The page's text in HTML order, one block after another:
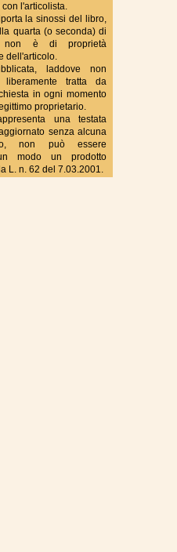
l'articolista.
la sinossi del libro,
quarta (o seconda) di
non è di proprietà
dell'articolo.
laddove non
tratta da
in ogni momento
proprietario.
una testata
senza alcuna
non può essere
modo un prodotto
L. n. 62 del 7.03.2001.